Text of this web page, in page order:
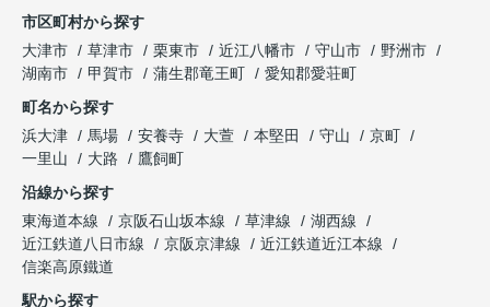
市区町村から探す
大津市
草津市 栗東市 近江八幡市 守山市
野洲市
湖南市
甲賀市 蒲生郡竜王町
愛知郡愛荘町
町名から探す
浜大津
馬場 安養寺 大萱 本堅田 守山
京町
一里山
大路
鷹飼町
沿線から探す
東海道本線
京阪石山坂本線 草津線
湖西線
近江鉄道八日市線
京阪京津線
近江鉄道近江本線
信楽高原鐵道
駅から探す